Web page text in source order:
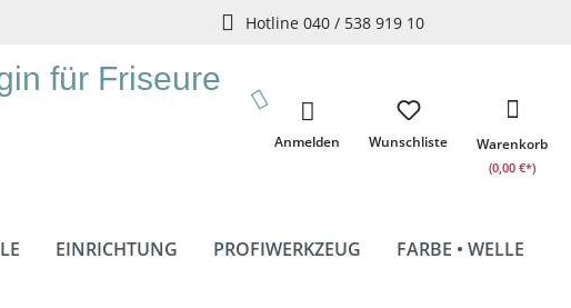
Hotline 040 / 538 919 10
für Friseure
Wunschliste
Anmelden Warenkorb
(0,00 €*)
EINRICHTUNG PROFIWERKZEUG
FARBE • WELLE